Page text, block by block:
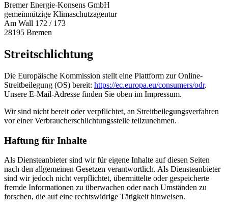
Bremer Energie-Konsens GmbH
gemeinnützige Klimaschutzagentur
Am Wall 172 / 173
28195 Bremen
Streitschlichtung
Die Europäische Kommission stellt eine Plattform zur Online-
Streitbeilegung (OS) bereit: https://ec.europa.eu/consumers/odr.
Unsere E-Mail-Adresse finden Sie oben im Impressum.
Wir sind nicht bereit oder verpflichtet, an Streitbeilegungsverfahren
vor einer Verbraucherschlichtungsstelle teilzunehmen.
Haftung für Inhalte
Als Diensteanbieter sind wir für eigene Inhalte auf diesen Seiten
nach den allgemeinen Gesetzen verantwortlich. Als Diensteanbieter
sind wir jedoch nicht verpflichtet, übermittelte oder gespeicherte
fremde Informationen zu überwachen oder nach Umständen zu
forschen, die auf eine rechtswidrige Tätigkeit hinweisen.